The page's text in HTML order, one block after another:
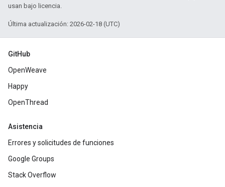
usan bajo licencia.
Última actualización: 2026-02-18 (UTC)
GitHub
OpenWeave
Happy
OpenThread
Asistencia
Errores y solicitudes de funciones
Google Groups
Stack Overflow